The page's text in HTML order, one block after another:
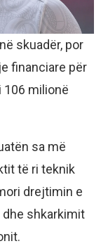
skuadër, por
financiare për
milionë
sa më
të ri teknik
drejtimin e
shkarkimit